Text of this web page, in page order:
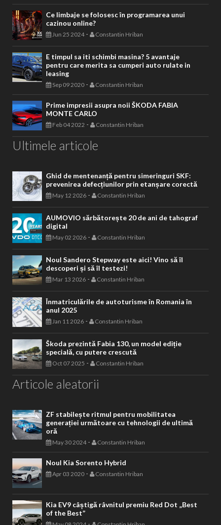
Ce limbaje se folosesc în programarea unui
cazinou online?
Jun 25 2024- Constantin Hriban
E timpul sa iti schimbi masina? 5 avantaje
pentru care merita sa cumperi auto rulate in
leasing
Sep 09 2020 - Constantin Hriban
Prime impresii asupra noii ŠKODA FABIA
MONTE CARLO
Feb 04 2022 - Constantin Hriban
Ultimele articole
Ghid de mentenanță pentru simeringuri SKF:
prevenirea defecțiunilor prin etanșare corectă
May 12 2026 - Constantin Hriban
AUMOVIO sărbătorește 20 de ani de tahograf
digital
May 02 2026 - Constantin Hriban
Noul Sandero Stepway este aici! Vino să îl
descoperi și să îl testezi!
Mar 13 2026 - Constantin Hriban
Înmatriculările de autoturisme în Romania în
anul 2025
Jan 11 2026 - Constantin Hriban
Škoda prezintă Fabia 130, un model ediție
specială, cu putere crescută
Oct 07 2025 - Constantin Hriban
Articole aleatorii
ZF stabilește ritmul pentru mobilitatea
generației următoare cu tehnologii de ultimă
oră
May 30 2024- Constantin Hriban
Noul Kia Sorento Hybrid
Apr 03 2020 - Constantin Hriban
Kia EV9 câștigă râvnitul premiu Red Dot „Best
of the Best”